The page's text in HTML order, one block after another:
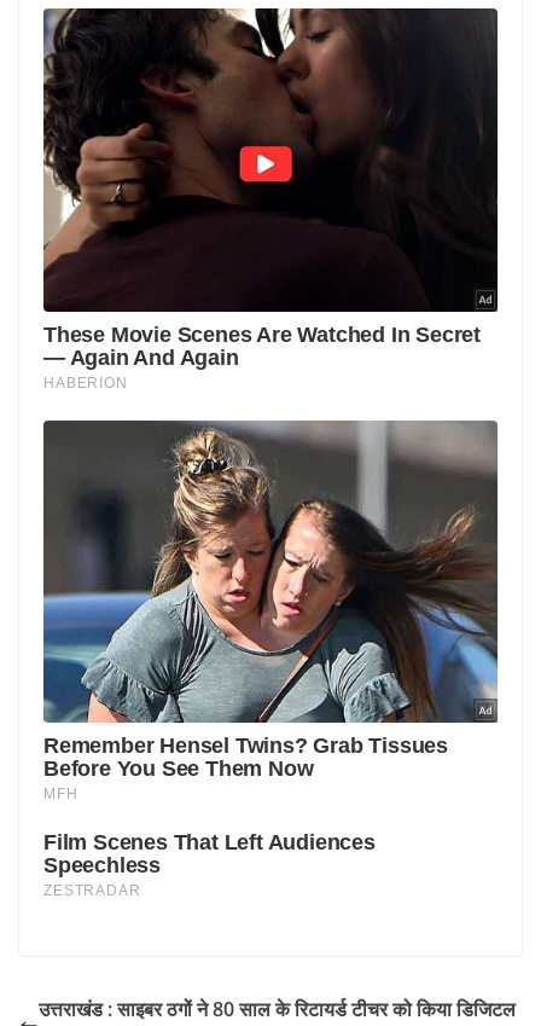
उत्तराखंड : साइबर ठगों ने 80 साल के रिटायर्ड टीचर को किया डिजिटल